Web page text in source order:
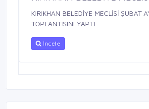
KIRIKHAN BELEDİYE MECLİSİ ŞUBAT
TOPLANTISINI YAPTI
İncele